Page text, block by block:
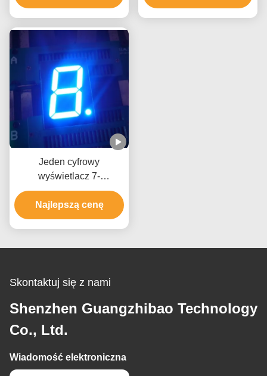
wskaźnika Tempearture
Jeden cyfrowy
wyświetlacz 7-
segmentowy wyświetlacz
LED w pełnym kolorze z
certyfikatem zgodności z
Najlepszą cenę
Skontaktuj się z nami
Shenzhen Guangzhibao Technology
Co., Ltd.
Wiadomość elektroniczna